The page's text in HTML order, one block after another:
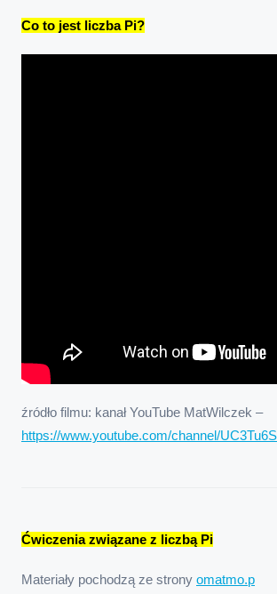
Co to jest liczba Pi?
źródło filmu: kanał YouTube MatWilczek –
https://www.youtube.com/channel/
Ćwiczenia związane z liczbą Pi
Materiały pochodzą ze strony omatmo.p